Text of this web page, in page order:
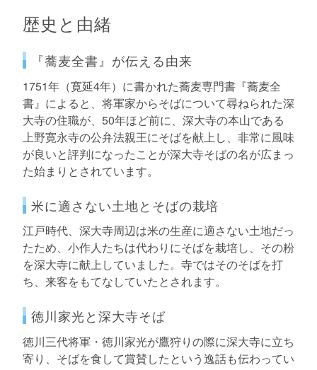
歴史と由緒
『蕎麦全書』が伝える由来
1751年（寛延4年）に書かれた蕎麦専門書『蕎麦全
書』によると、将軍家からそばについて尋ねられた深
大寺の住職が、50年ほど前に、深大寺の本山である
上野寛永寺の公弁法親王にそばを献上し、非常に風味
が良いと評判になったことが深大寺そばの名が広まっ
た始まりとされています。
米に適さない土地とそばの栽培
江戸時代、深大寺周辺は米の生産に適さない土地だっ
たため、小作人たちは代わりにそばを栽培し、その粉
を深大寺に献上していました。寺ではそのそばを打
ち、来客をもてなしていたとされます。
徳川家光と深大寺そば
徳川三代将軍・徳川家光が鷹狩りの際に深大寺に立ち
寄り、そばを食して賞賛したという逸話も伝わってい